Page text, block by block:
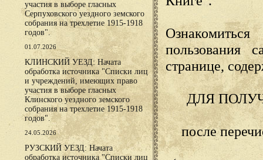
участия в выборе гласных
Серпуховского уездного земского
собрания на трехлетие 1915-1918
годов".
01.07.2026
КЛИНСКИЙ УЕЗД: Начата
обработка источника "Списки лиц
и учреждений, имеющих право
участия в выборе гласных
Клинского уездного земского
собрания на трехлетие 1915-1918
годов".
24.05.2026
РУЗСКИЙ УЕЗД: Начата
обработка источника "Списки лиц
пользования
странице,
ДЛЯ
после